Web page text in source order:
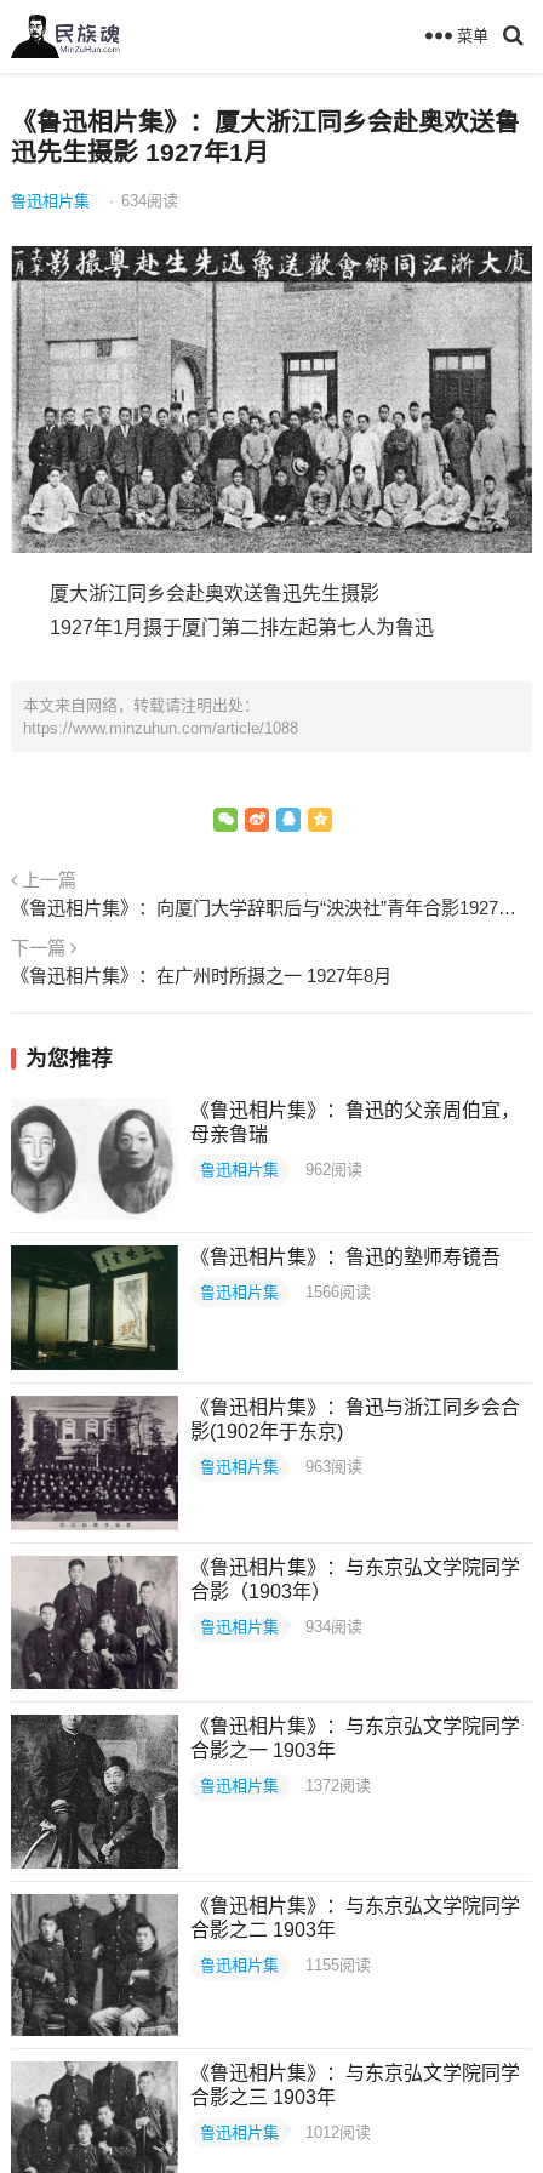
菜单
《鲁迅相片集》：厦大浙江同乡会赴奥欢送鲁
迅先生摄影 1927年1月
鲁迅相片集 · 634阅读
厦大浙江同乡会赴奥欢送鲁迅先生摄影
1927年1月摄于厦门第二排左起第七人为鲁迅
本文来自网络，转载请注明出处：
https://www.minzuhun.com/article/1088
上一篇
《鲁迅相片集》：向厦门大学辞职后与“泱泱社”青年合影1927年1月2日
下一篇
《鲁迅相片集》：在广州时所摄之一 1927年8月
为您推荐
《鲁迅相片集》：鲁迅的父亲周伯宜，
母亲鲁瑞
鲁迅相片集 962阅读
《鲁迅相片集》：鲁迅的塾师寿镜吾
鲁迅相片集 1566阅读
《鲁迅相片集》：鲁迅与浙江同乡会合
影(1902年于东京)
鲁迅相片集 963阅读
《鲁迅相片集》：与东京弘文学院同学
合影（1903年）
鲁迅相片集 934阅读
《鲁迅相片集》：与东京弘文学院同学
合影之一 1903年
鲁迅相片集 1372阅读
《鲁迅相片集》：与东京弘文学院同学
合影之二 1903年
鲁迅相片集 1155阅读
《鲁迅相片集》：与东京弘文学院同学
合影之三 1903年
鲁迅相片集 1012阅读